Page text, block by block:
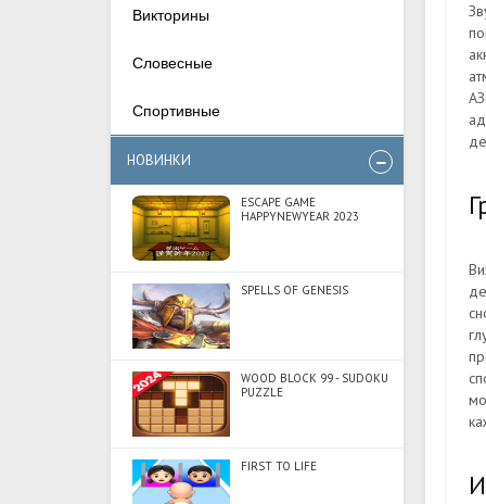
Викторины
Словесные
Спортивные
НОВИНКИ
ESCAPE GAME
HAPPYNEWYEAR 2023
SPELLS OF GENESIS
WOOD BLOCK 99 - SUDOKU
PUZZLE
FIRST TO LIFE